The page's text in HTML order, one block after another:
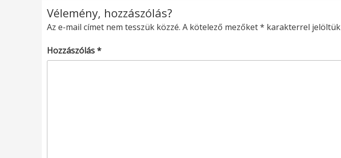
Vélemény, hozzászólás?
Az e-mail címet nem tesszük közzé. A kötelező mezőket* karakterrel jelöltük
Hozzászólás*